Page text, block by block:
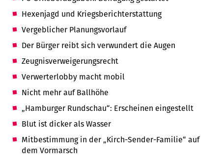
Hexenjagd und Kriegsberichterstattung
Vergeblicher Planungsvorlauf
Der Bürger reibt sich verwundert die Augen
Zeugnisverweigerungsrecht
Verwerterlobby macht mobil
Nicht mehr auf Ballhöhe
„Hamburger Rundschau“: Erscheinen eingestellt
Blut ist dicker als Wasser
Mitbestimmung in der „Kirch-Sender-Familie“ auf
dem Vormarsch